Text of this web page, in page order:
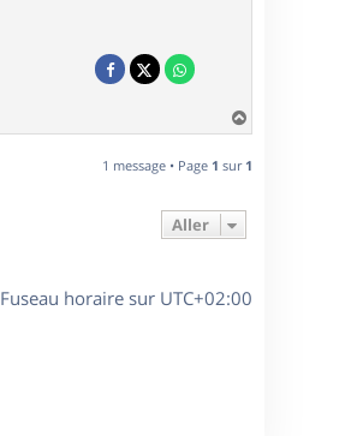
a
t
1 message • Page 1 sur 1
Aller
Fuseau horaire sur UTC+02:00